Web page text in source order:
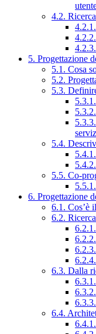
4.2.
5. Progettazione
5.1. Cosa
5.2.
5.3.
5.4.
5.5. Co-
6. Progettazione
6.1. Cos’è
6.2.
6.3. Dalla
6.4.